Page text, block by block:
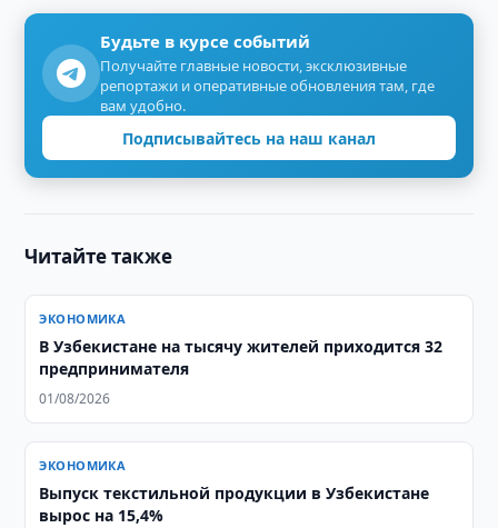
Будьте в курсе событий
Получайте главные новости, эксклюзивные
репортажи и оперативные обновления там, где
вам удобно.
Подписывайтесь на наш канал
Читайте также
ЭКОНОМИКА
В Узбекистане на тысячу жителей приходится 32
предпринимателя
01/08/2026
ЭКОНОМИКА
Выпуск текстильной продукции в Узбекистане
вырос на 15,4%